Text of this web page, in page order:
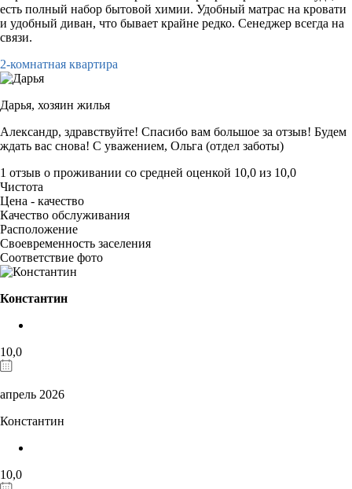
есть полный набор бытовой химии. Удобный матрас на кровати
и удобный диван, что бывает крайне редко. Сенеджер всегда на
связи.
2-комнатная квартира
Дарья, хозяин жилья
Александр, здравствуйте! Спасибо вам большое за отзыв! Будем
ждать вас снова! С уважением, Ольга (отдел заботы)
1 отзыв о проживании со средней оценкой 10,0 из 10,0
Чистота
Цена - качество
Качество обслуживания
Расположение
Своевременность заселения
Соответствие фото
Константин
10,0
апрель 2026
Константин
10,0